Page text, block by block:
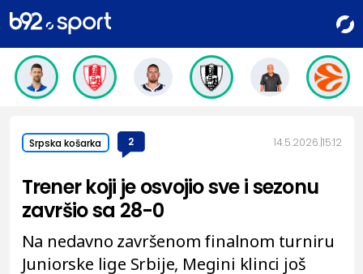
Srpska košarka 2 14.5.2026. 15:12
Trener koji je osvojio sve i sezonu
završio sa 28-0
Na nedavno završenom finalnom turniru
Juniorske lige Srbije, Megini klinci još